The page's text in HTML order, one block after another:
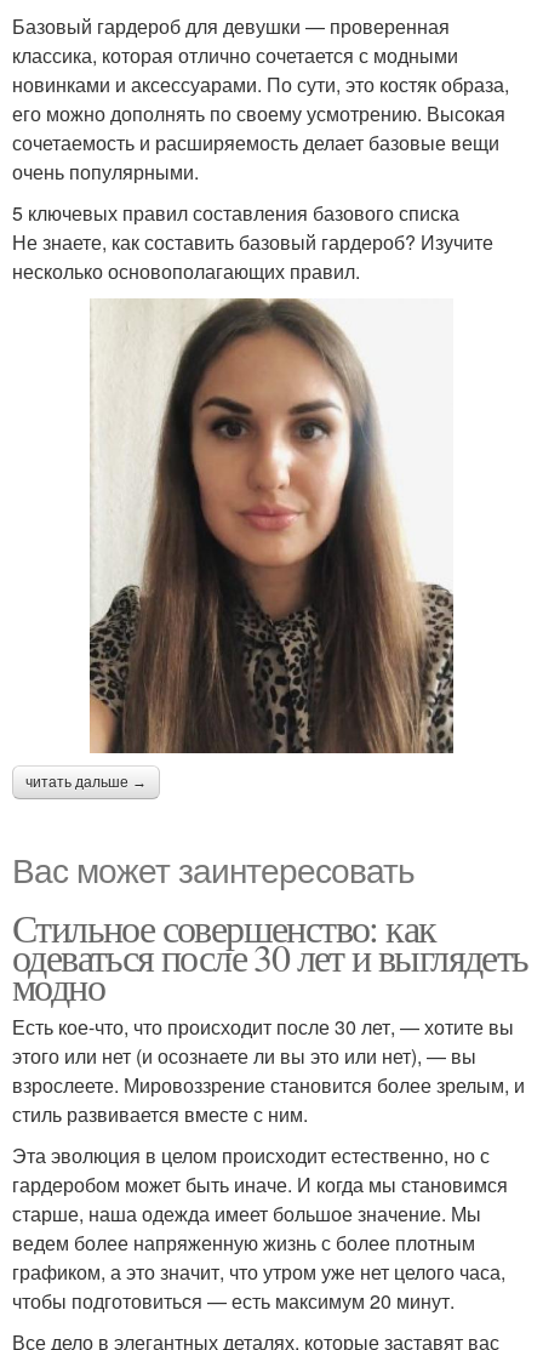
Базовый гардероб для девушки — проверенная
классика, которая отлично сочетается с модными
новинками и аксессуарами. По сути, это костяк образа,
его можно дополнять по своему усмотрению. Высокая
сочетаемость и расширяемость делает базовые вещи
очень популярными.
5 ключевых правил составления базового списка
Не знаете, как составить базовый гардероб? Изучите
несколько основополагающих правил.
читать дальше →
Вас может заинтересовать
Стильное совершенство: как
одеваться после 30 лет и выглядеть
модно
Есть кое-что, что происходит после 30 лет, — хотите вы
этого или нет (и осознаете ли вы это или нет), — вы
взрослеете. Мировоззрение становится более зрелым, и
стиль развивается вместе с ним.
Эта эволюция в целом происходит естественно, но с
гардеробом может быть иначе. И когда мы становимся
старше, наша одежда имеет большое значение. Мы
ведем более напряженную жизнь с более плотным
графиком, а это значит, что утром уже нет целого часа,
чтобы подготовиться — есть максимум 20 минут.
Все дело в элегантных деталях, которые заставят вас